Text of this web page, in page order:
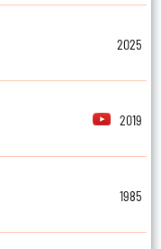
2025
2019
1985